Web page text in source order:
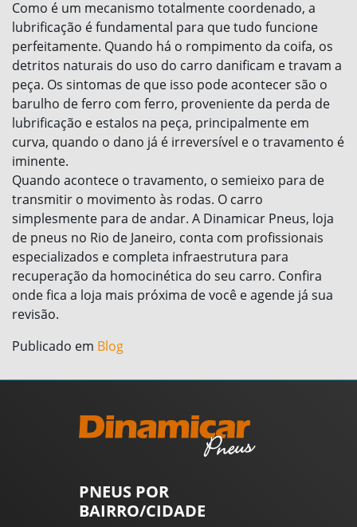
Como é um mecanismo totalmente coordenado, a
lubrificação é fundamental para que tudo funcione
perfeitamente. Quando há o rompimento da coifa, os
detritos naturais do uso do carro danificam e travam a
peça. Os sintomas de que isso pode acontecer são o
barulho de ferro com ferro, proveniente da perda de
lubrificação e estalos na peça, principalmente em
curva, quando o dano já é irreversível e o travamento é
iminente.
Quando acontece o travamento, o semieixo para de
transmitir o movimento às rodas. O carro
simplesmente para de andar. A Dinamicar Pneus, loja
de pneus no Rio de Janeiro, conta com profissionais
especializados e completa infraestrutura para
recuperação da homocinética do seu carro. Confira
onde fica a loja mais próxima de você e agende já sua
revisão.
Publicado em Blog
PNEUS POR
BAIRRO/CIDADE